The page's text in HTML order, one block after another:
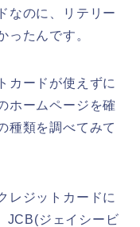
なのに、リテリー
ったんです。
カードが使えずに
ホームページを確
種類を調べてみて
レジットカードに
JCB(ジェイシービ